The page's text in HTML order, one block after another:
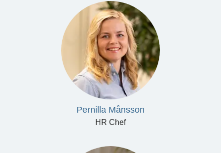
Pernilla Månsson
HR Chef